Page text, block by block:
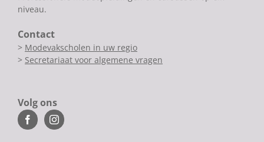
niveau.
Contact
> Modevakscholen in uw regio
> Secretariaat voor algemene vragen
Volg ons